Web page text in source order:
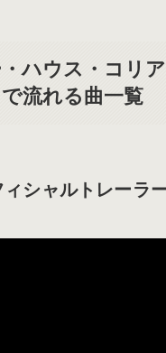
・ハウス・コリ
流れる曲一覧
ィシャルトレーラ